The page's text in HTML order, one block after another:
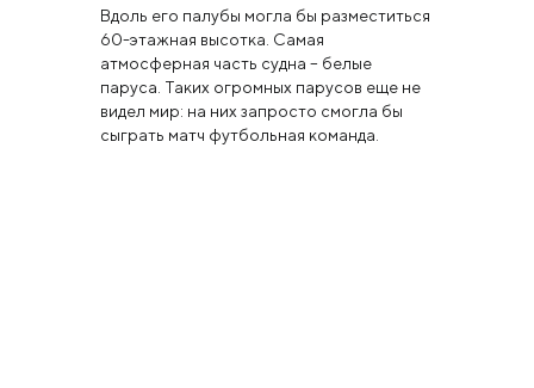
Вдоль его палубы могла бы разместиться
60-этажная высотка. Самая
атмосферная часть судна – белые
паруса. Таких огромных парусов еще не
видел мир: на них запросто смогла бы
сыграть матч футбольная команда.